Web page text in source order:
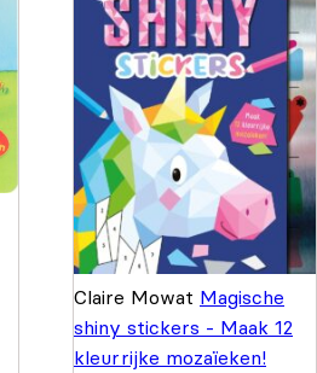
Claire Mowat Magische
shiny stickers - Maak 12
kleurrijke mozaïeken!